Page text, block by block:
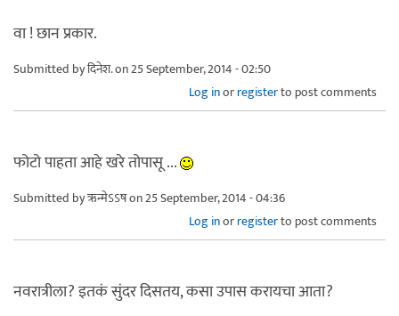
वा ! छान प्रकार.
Submitted byदिनेश.on 25 September, 2014 - 02:50
Log inorregisterto post comments
फोटो पाहता आहे खरे तोपासू ...
Submitted byऋन्मेऽऽषon 25 September, 2014 - 04:36
Log inorregisterto post comments
नवरात्रीला? इतकं सुंदर दिसतय, कसा उपास करायचा आता?